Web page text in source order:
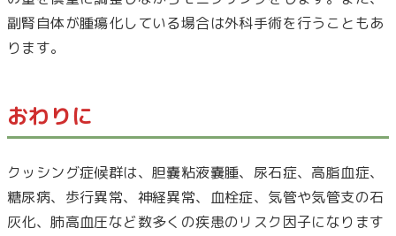
副腎自体が腫瘍化している場合は外科手術を行うこともあ
ります。
おわりに
クッシング症候群は、胆嚢粘液嚢腫、尿石症、高脂血症、
糖尿病、歩行異常、神経異常、血栓症、気管や気管支の石
灰化、肺高血圧など数多くの疾患のリスク因子になります